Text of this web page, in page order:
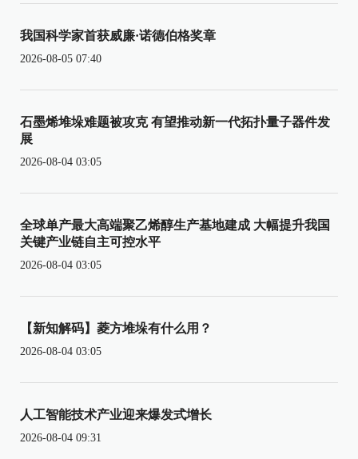
我国科学家首获威廉·诺德伯格奖章
2026-08-05 07:40
石墨烯堆垛难题被攻克 有望推动新一代拓扑量子器件发
展
2026-08-04 03:05
全球单产最大高端聚乙烯醇生产基地建成 大幅提升我国
关键产业链自主可控水平
2026-08-04 03:05
【新知解码】菱方堆垛有什么用？
2026-08-04 03:05
人工智能技术产业迎来爆发式增长
2026-08-04 09:31